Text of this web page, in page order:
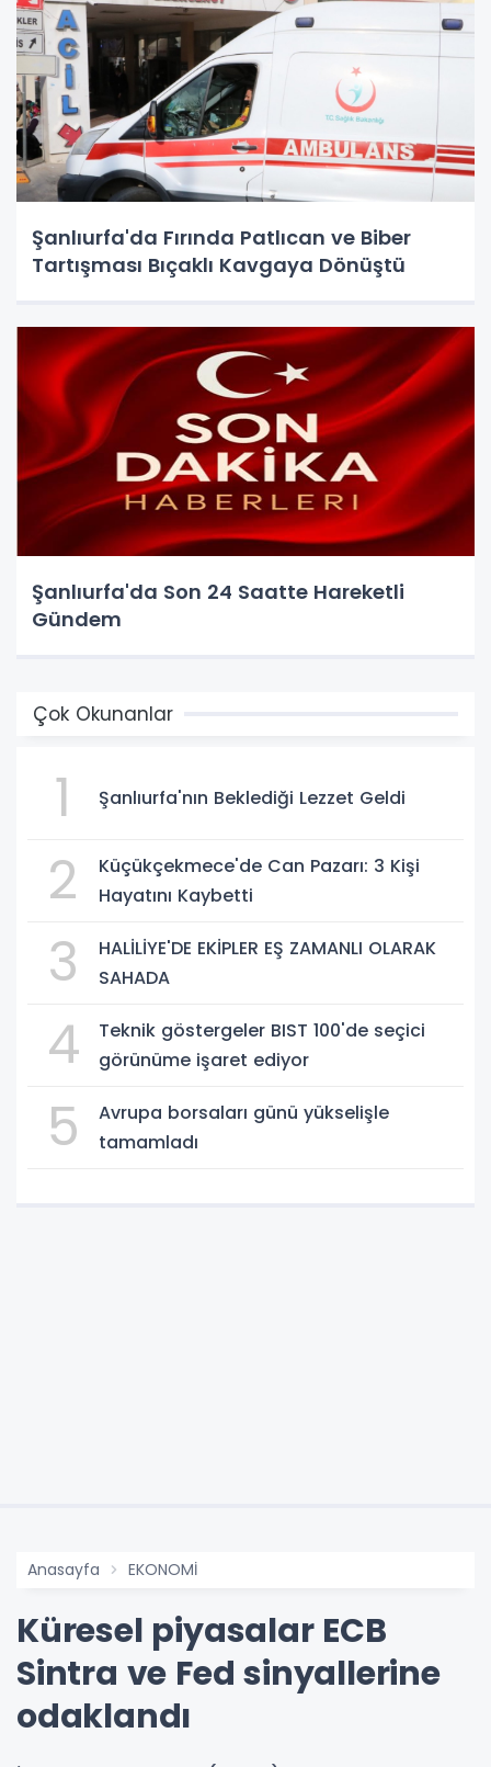
Şanlıurfa'da Fırında Patlıcan ve Biber
Tartışması Bıçaklı Kavgaya Dönüştü
Şanlıurfa'da Son 24 Saatte Hareketli
Gündem
Çok Okunanlar
1 Şanlıurfa'nın Beklediği Lezzet Geldi
2
Küçükçekmece'de Can Pazarı: 3 Kişi
Hayatını Kaybetti
3
HALİLİYE'DE EKİPLER EŞ ZAMANLI OLARAK
SAHADA
4
Teknik göstergeler BIST 100'de seçici
görünüme işaret ediyor
5
Avrupa borsaları günü yükselişle
tamamladı
Anasayfa EKONOMİ
Küresel piyasalar ECB
Sintra ve Fed sinyallerine
odaklandı